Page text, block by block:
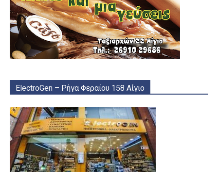
ElectroGen – Ρήγα Φεραίου 158 Αίγιο